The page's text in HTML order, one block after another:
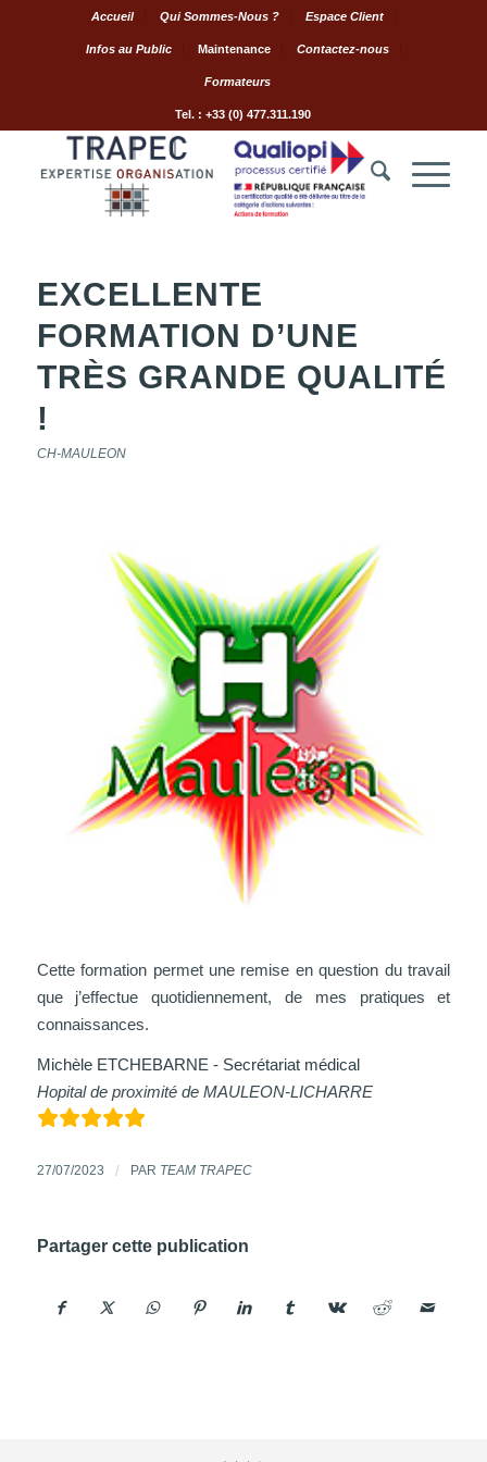
Accueil Qui Sommes-Nous ? Espace Client
Infos au Public Maintenance Contactez-nous
Formateurs
Tel. : +33 (0) 477.311.190
EXCELLENTE
FORMATION D’UNE
TRÈS GRANDE QUALITÉ
!
CH-MAULEON
Cette formation permet une remise en question du travail
que j’effectue quotidiennement, de mes pratiques et
connaissances.
Michèle ETCHEBARNE - Secrétariat médical
Hopital de proximité de MAULEON-LICHARRE
27/07/2023 / PAR TEAM TRAPEC
Partager cette publication